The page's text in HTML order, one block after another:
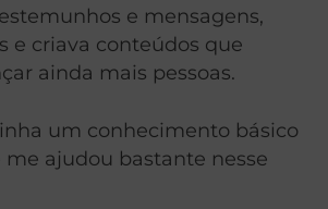
e mensagens,
e criava conteúdos que
ainda mais pessoas.
um conhecimento básico
me ajudou bastante nesse